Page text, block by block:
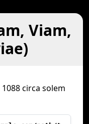
Viam,
circa solem